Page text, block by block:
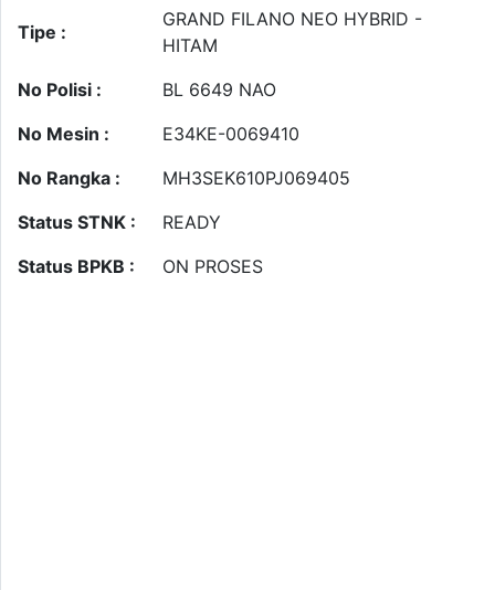
Tipe :
GRAND FILANO NEO HYBRID -
HITAM
No Polisi :
BL 6649 NAO
No Mesin :
E34KE-0069410
No Rangka :
MH3SEK610PJ069405
Status STNK :
READY
Status BPKB :
ON PROSES